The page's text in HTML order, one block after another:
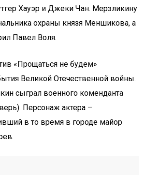
Хауэр и Джеки Чан. Мерзликину
охраны князя Меншикова, а
Павел Воля.
«Прощаться не будем»
Великой Отечественной войны.
сыграл военного коменданта
Персонаж актера –
в то время в городе майор